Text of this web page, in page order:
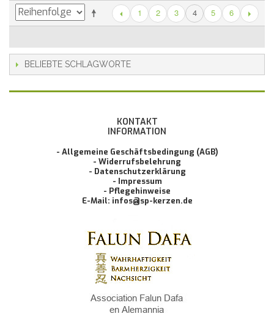
1 2 3 4 5 6
BELIEBTE SCHLAGWORTE
KONTAKT
INFORMATION
- Allgemeine Geschäftsbedingung (AGB)
- Widerrufsbelehrung
- Datenschutzerklärung
- Impressum
- Pflegehinweise
E-Mail: infos@sp-kerzen.de